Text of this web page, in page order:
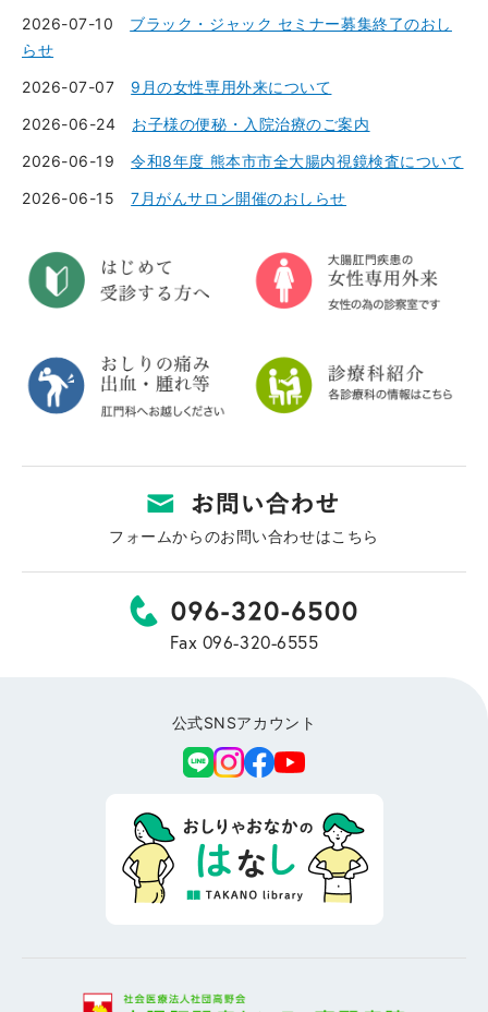
2026-07-10
ブラック・ジャック セミナー募集終了のおし
らせ
2026-07-07
9月の女性専用外来について
2026-06-24
お子様の便秘・入院治療のご案内
2026-06-19
令和8年度 熊本市市全大腸内視鏡検査について
2026-06-15
7月がんサロン開催のおしらせ
フォームからのお問い合わせはこちら
Fax 096-320-6555
公式SNSアカウント